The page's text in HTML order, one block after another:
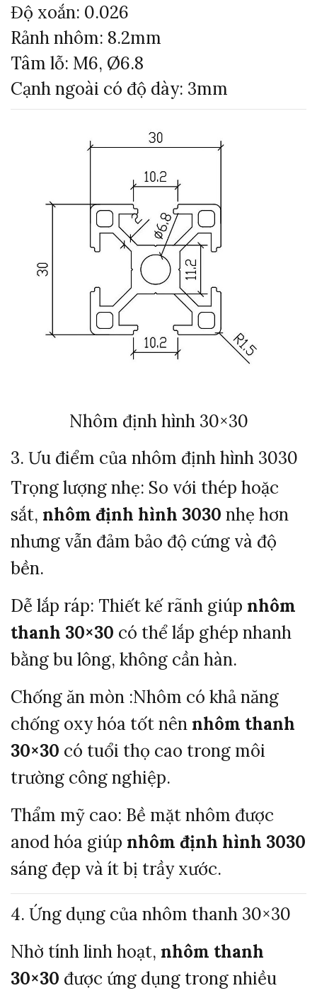
Độ xoắn: 0.026
Rảnh nhôm: 8.2mm
Tâm lỗ: M6, Ø6.8
Cạnh ngoài có độ dày: 3mm
Nhôm định hình 30×30
3. Ưu điểm của nhôm định hình 3030
Trọng lượng nhẹ: So với thép hoặc
sắt, nhôm định hình 3030 nhẹ hơn
nhưng vẫn đảm bảo độ cứng và độ
bền.
Dễ lắp ráp: Thiết kế rãnh giúp nhôm
thanh 30×30 có thể lắp ghép nhanh
bằng bu lông, không cần hàn.
Chống ăn mòn :Nhôm có khả năng
chống oxy hóa tốt nên nhôm thanh
30×30 có tuổi thọ cao trong môi
trường công nghiệp.
Thẩm mỹ cao: Bề mặt nhôm được
anod hóa giúp nhôm định hình 3030
sáng đẹp và ít bị trầy xước.
4. Ứng dụng của nhôm thanh 30×30
Nhờ tính linh hoạt, nhôm thanh
30×30 được ứng dụng trong nhiều